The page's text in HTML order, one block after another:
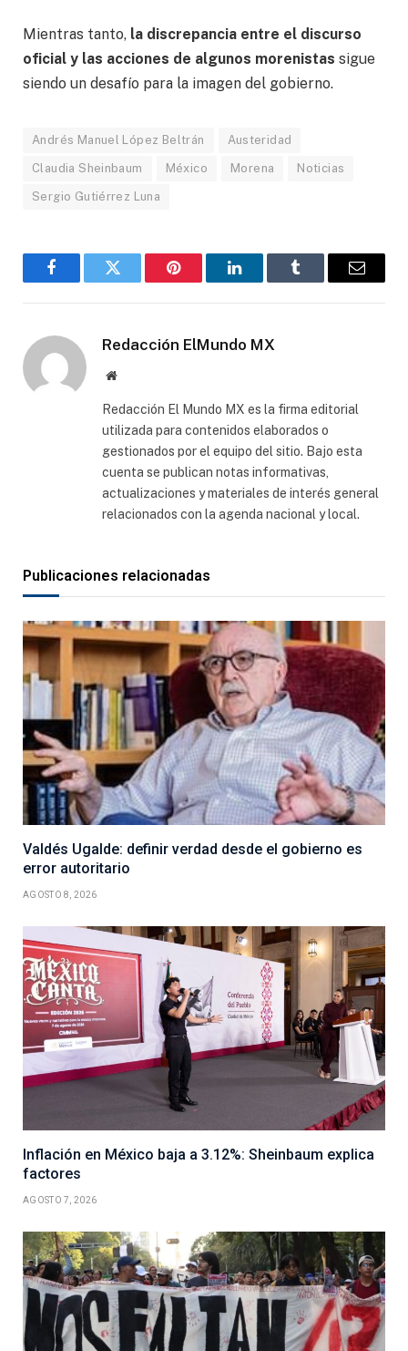
Mientras tanto, la discrepancia entre el discurso
oficial y las acciones de algunos morenistas sigue
siendo un desafío para la imagen del gobierno.
Andrés Manuel López Beltrán Austeridad
Claudia Sheinbaum México Morena Noticias
Sergio Gutiérrez Luna
FacebookGorjeo Pinterest LinkedInTumblr
Correo
Redacción ElMundo MX
Sitio
Redacción El Mundo MX es la firma editorial
utilizada para contenidos elaborados o
gestionados por el equipo del sitio. Bajo esta
cuenta se publican notas informativas,
actualizaciones y materiales de interés general
relacionados con la agenda nacional y local.
Publicaciones relacionadas
Valdés Ugalde: definir verdad desde el gobierno es
error autoritario
AGOSTO 8, 2026
Inflación en México baja a 3.12%: Sheinbaum explica
factores
AGOSTO 7, 2026